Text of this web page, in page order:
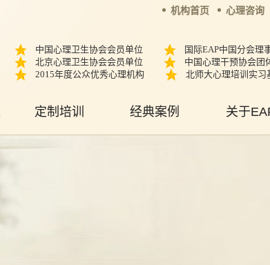
机构首页 心理咨询
中国心理卫生协会会员单位
国际EAP中国分会理
北京心理卫生协会会员单位
中国心理干预协会团
2015年度公众优秀心理机构
北师大心理培训实习
定制培训 经典案例 关于